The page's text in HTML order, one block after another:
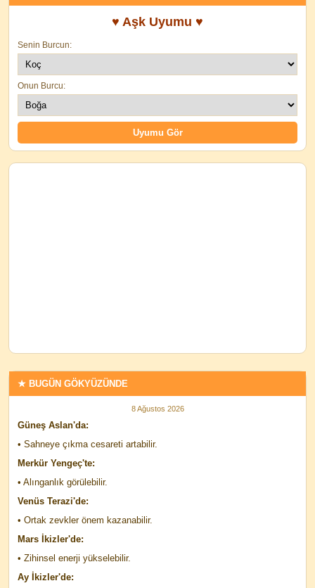
★ BUGÜN GÖKYÜZÜNDE
8 Ağustos 2026
Güneş Aslan'da:
• Sahneye çıkma cesareti artabilir.
Merkür Yengeç'te:
• Alınganlık görülebilir.
Venüs Terazi'de:
• Ortak zevkler önem kazanabilir.
Mars İkizler'de:
• Zihinsel enerji yükselebilir.
Ay İkizler'de:
♥ Aşk Uyumu ♥
Senin Burcun:
Onun Burcu: